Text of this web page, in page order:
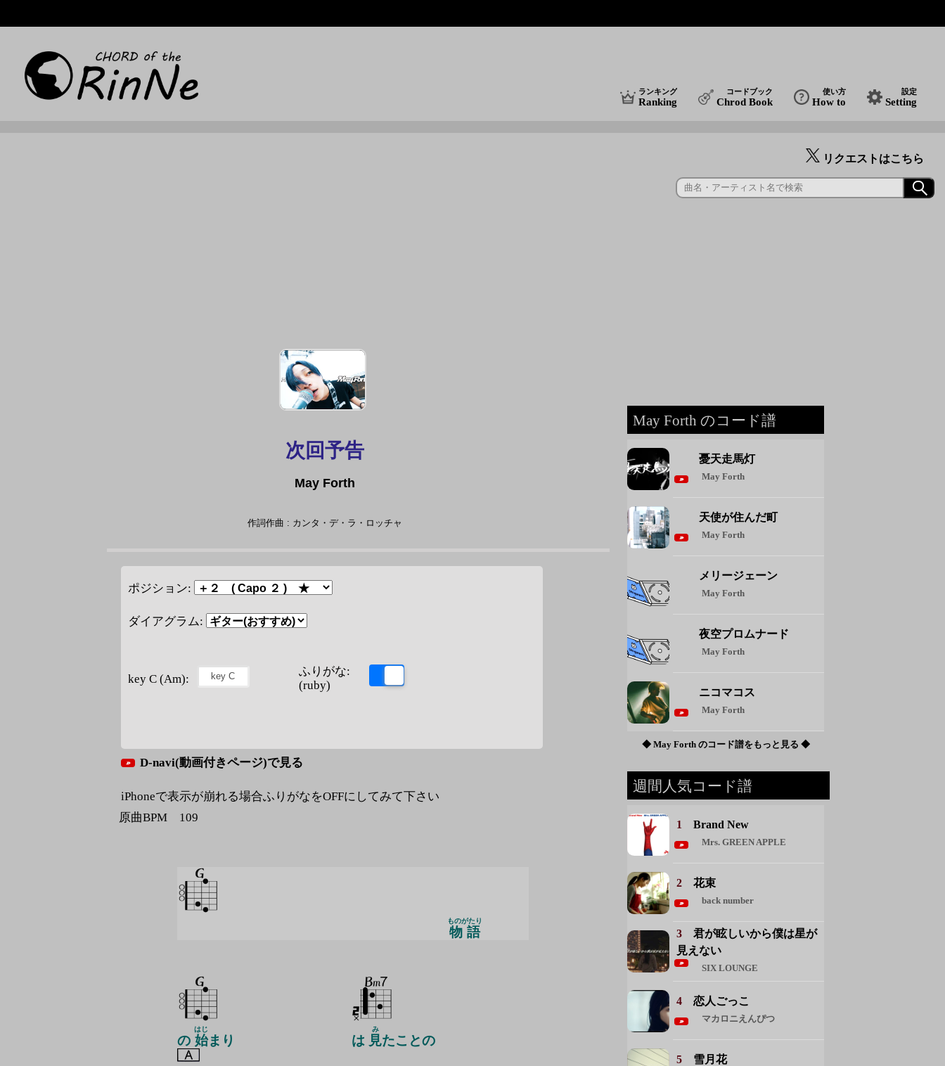
ランキング
Ranking
コードブック
Chrod Book
使い方
How to
設定
Setting
リクエストはこちら
次回予告
May Forth
作詞作曲 : カンタ・デ・ラ・ロッチャ
ポジション:
ダイアグラム:
key C (Am):
ふりがな:
(ruby)
D-navi(動画付きページ)で見る
iPhoneで表示が崩れる場合ふりがなをOFFにしてみて下さい
原曲BPM 109
物語
ものがたり
の 始
はじ
まり は 見
み
たことの
May Forth のコード譜
憂天走馬灯
May Forth
天使が住んだ町
May Forth
メリージェーン
May Forth
夜空プロムナード
May Forth
ニコマコス
May Forth
◆ May Forth のコード譜をもっと見る ◆
週間人気コード譜
1 Brand New
Mrs. GREEN APPLE
2 花束
back number
3 君が眩しいから僕は星が
見えない
SIX LOUNGE
4 恋人ごっこ
マカロニえんぴつ
5 雪月花